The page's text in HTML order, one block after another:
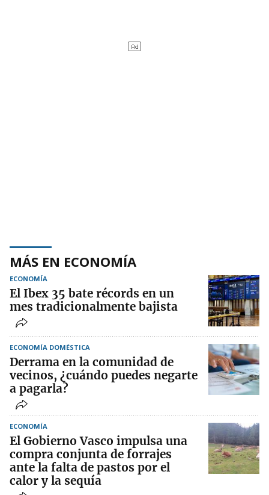
MÁS EN ECONOMÍA
ECONOMÍA
El Ibex 35 bate récords en un
mes tradicionalmente bajista
ECONOMÍA DOMÉSTICA
Derrama en la comunidad de
vecinos, ¿cuándo puedes negarte
a pagarla?
ECONOMÍA
El Gobierno Vasco impulsa una
compra conjunta de forrajes
ante la falta de pastos por el
calor y la sequía